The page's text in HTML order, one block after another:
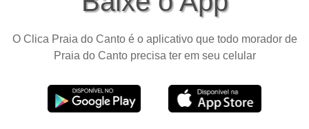
O Clica Praia do Canto é o aplicativo que todo morador de
Praia do Canto precisa ter em seu celular